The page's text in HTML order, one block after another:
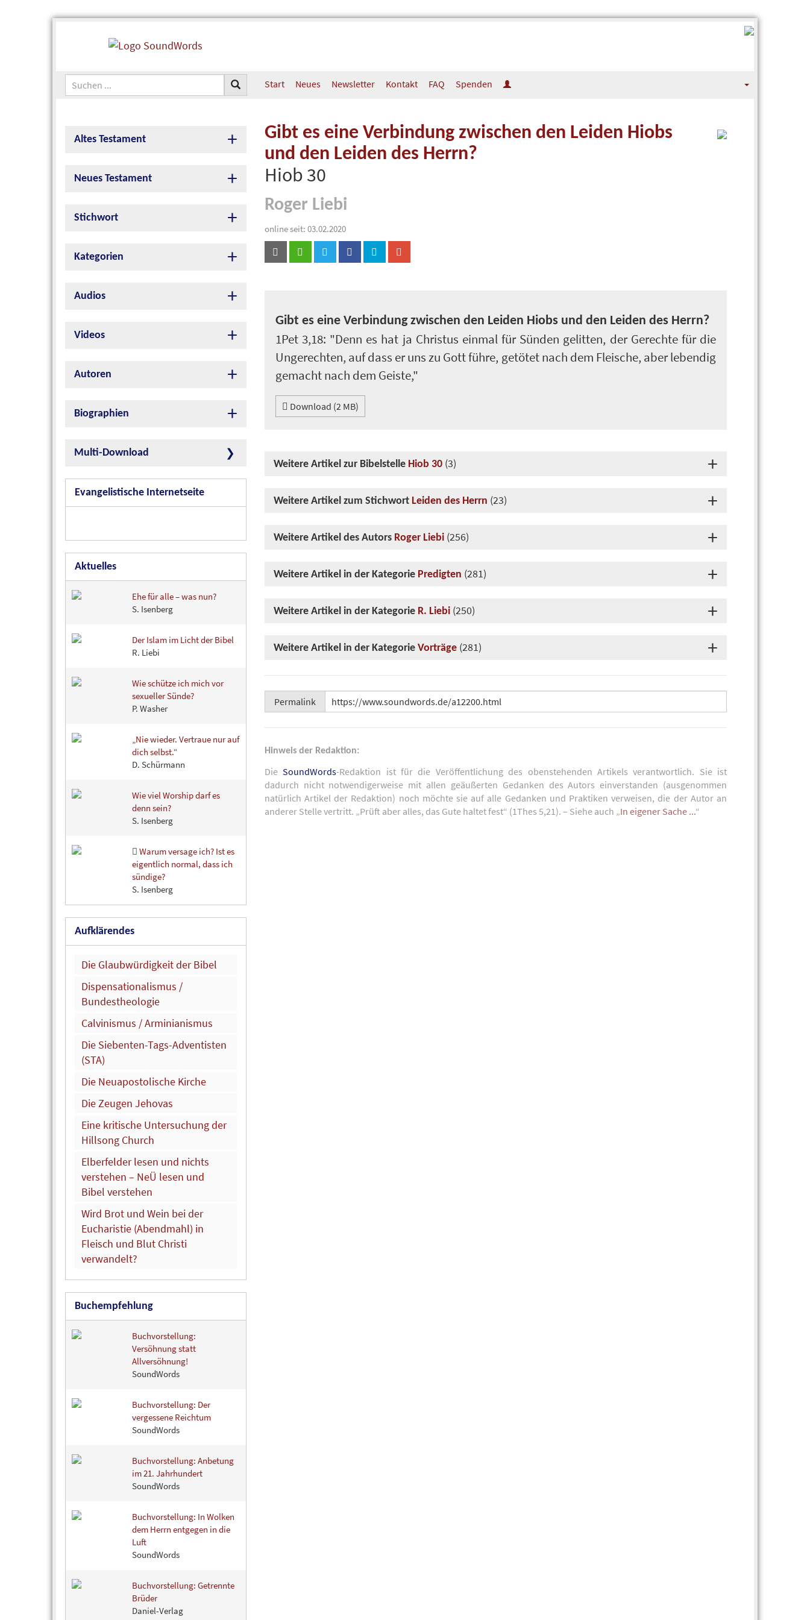
Start Neues Newsletter Kontakt FAQ Spenden
Altes Testament
Neues Testament
Stichwort
Kategorien
Audios
Videos
Autoren
Biographien
Multi-Download
Evangelistische Internetseite
Aktuelles
Ehe für alle – was nun?
S. Isenberg
Der Islam im Licht der Bibel
R. Liebi
Wie schütze ich mich vor
sexueller Sünde?
P. Washer
„Nie wieder. Vertraue nur auf
dich selbst.“
D. Schürmann
Wie viel Worship darf es
denn sein?
S. Isenberg
Warum versage ich? Ist es
eigentlich normal, dass ich
sündige?
S. Isenberg
Aufklärendes
Die Glaubwürdigkeit der Bibel
Dispensationalismus /
Bundestheologie
Calvinismus / Arminianismus
Die Siebenten-Tags-Adventisten
(STA)
Die Neuapostolische Kirche
Die Zeugen Jehovas
Eine kritische Untersuchung der
Hillsong Church
Elberfelder lesen und nichts
verstehen – NeÜ lesen und
Bibel verstehen
Wird Brot und Wein bei der
Eucharistie (Abendmahl) in
Fleisch und Blut Christi
verwandelt?
Buchempfehlung
Buchvorstellung:
Versöhnung statt
Allversöhnung!
SoundWords
Buchvorstellung: Der
vergessene Reichtum
SoundWords
Buchvorstellung: Anbetung
im 21. Jahrhundert
SoundWords
Buchvorstellung: In Wolken
dem Herrn entgegen in die
Luft
SoundWords
Buchvorstellung: Getrennte
Brüder
Daniel-Verlag
Gibt es eine Verbindung zwischen den Leiden Hiobs
und den Leiden des Herrn?
Hiob 30
Roger Liebi
online seit: 03.02.2020
Gibt es eine Verbindung zwischen den Leiden Hiobs und den Leiden des Herrn?
1Pet 3,18: "Denn es hat ja Christus einmal für Sünden gelitten, der Gerechte für die
Ungerechten, auf dass er uns zu Gott führe, getötet nach dem Fleische, aber lebendig
gemacht nach dem Geiste,"
Download (2 MB)
Weitere Artikel zur Bibelstelle Hiob 30 (3)
Weitere Artikel zum Stichwort Leiden des Herrn (23)
Weitere Artikel des Autors Roger Liebi (256)
Weitere Artikel in der Kategorie Predigten (281)
Weitere Artikel in der Kategorie R. Liebi (250)
Weitere Artikel in der Kategorie Vorträge (281)
Permalink
Hinweis der Redaktion:
DieSoundWords-Redaktion ist für die Veröffentlichung des obenstehenden Artikels verantwortlich. Sie ist
dadurch nicht notwendigerweise mit allen geäußerten Gedanken des Autors einverstanden (ausgenommen
natürlich Artikel der Redaktion) noch möchte sie auf alle Gedanken und Praktiken verweisen, die der Autor an
anderer Stelle vertritt. „Prüft aber alles, das Gute haltet fest“ (1Thes 5,21). – Siehe auch „In eigener Sache ...“